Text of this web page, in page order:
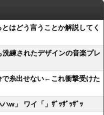
はどう言うことか解説してく
練されたデザインの音楽プレ
で糸出せない←これ衝撃受けた
w」 ワイ「」ｻﾞｯｻﾞｯｻﾞｯ